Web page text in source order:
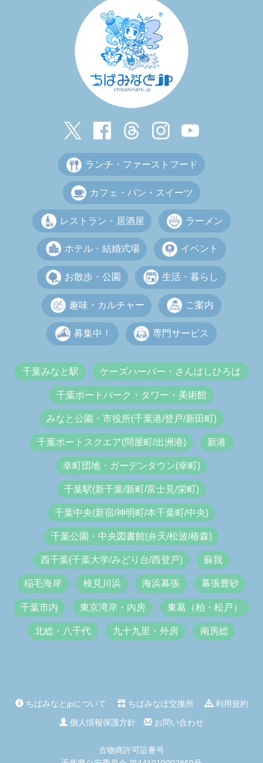
ランチ・ファーストフード
カフェ・パン・スイーツ
レストラン・居酒屋 ラーメン
ホテル・結婚式場 イベント
お散歩・公園 生活・暮らし
趣味・カルチャー ご案内
募集中！ 専門サービス
千葉みなと駅 ケーズハーバー・さんばしひろば
千葉ポートパーク・タワー・美術館
みなと公園・市役所(千葉港/登戸/新田町)
千葉ポートスクエア(問屋町/出洲港) 新港
幸町団地・ガーデンタウン(幸町)
千葉駅(新千葉/新町/富士見/栄町)
千葉中央(新宿/神明町/本千葉町/中央)
千葉公園・中央図書館(弁天/松波/椿森)
西千葉(千葉大学/みどり台/西登戸) 蘇我
稲毛海岸 検見川浜 海浜幕張 幕張豊砂
千葉市内 東京湾岸・内房 東葛（柏・松戸）
北総・八千代 九十九里・外房 南房総
ちばみなとjpについて ちばみなぽ交換所
利用規約
個人情報保護方針
お問い合わせ
古物商許可証番号